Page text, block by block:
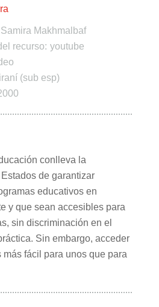
Samira Makhmalbaf
recurso: youtube
iraní (sub esp)
conlleva la
de garantizar
educativos en
y que sean accesibles para
sin discriminación en el
Sin embargo, acceder
fácil para unos que para